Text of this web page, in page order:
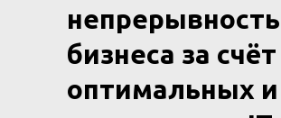
непрерывность
бизнеса за счёт
оптимальных и